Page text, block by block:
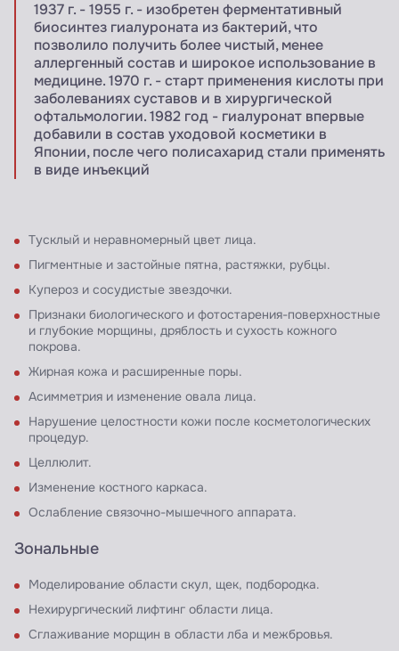
1937 г. - 1955 г. - изобретен ферментативный
биосинтез гиалуроната из бактерий, что
позволило получить более чистый, менее
аллергенный состав и широкое использование в
медицине. 1970 г. - старт применения кислоты при
заболеваниях суставов и в хирургической
офтальмологии. 1982 год - гиалуронат впервые
добавили в состав уходовой косметики в
Японии, после чего полисахарид стали применять
в виде инъекций
Тусклый и неравномерный цвет лица.
Пигментные и застойные пятна, растяжки, рубцы.
Купероз и сосудистые звездочки.
Признаки биологического и фотостарения-поверхностные
и глубокие морщины, дряблость и сухость кожного
покрова.
Жирная кожа и расширенные поры.
Асимметрия и изменение овала лица.
Нарушение целостности кожи после косметологических
процедур.
Целлюлит.
Изменение костного каркаса.
Ослабление связочно-мышечного аппарата.
Зональные
Моделирование области скул, щек, подбородка.
Нехирургический лифтинг области лица.
Сглаживание морщин в области лба и межбровья.